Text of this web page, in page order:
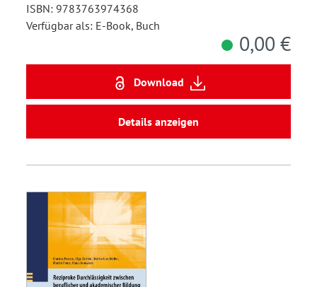
ISBN: 9783763974368
Verfügbar als: E-Book, Buch
0,00 €
Download
Details anzeigen